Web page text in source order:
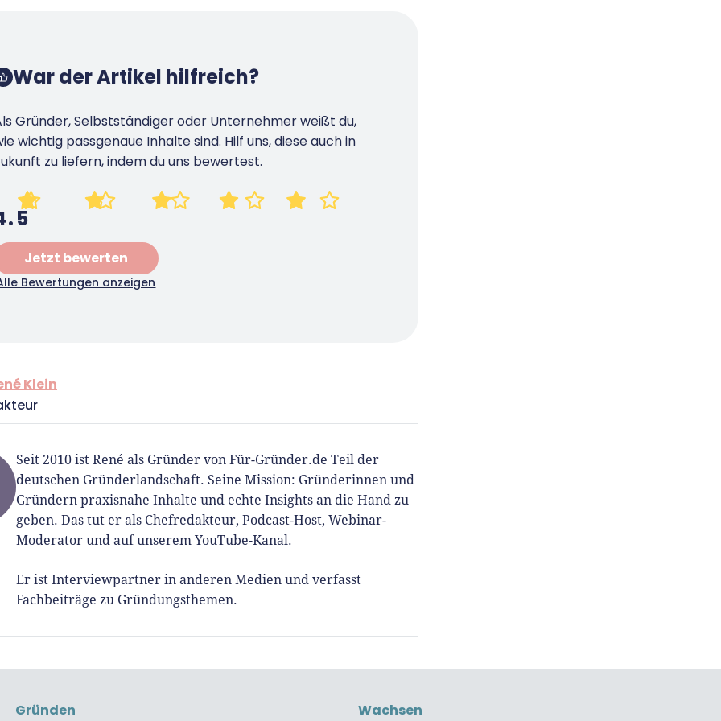
War der Artikel hilfreich?
Gründer, Selbstständiger oder Unternehmer weißt du,
wichtig passgenaue Inhalte sind. Hilf uns, diese auch in
zu liefern, indem du uns bewertest.
Jetzt bewerten
Bewertungen anzeigen
Klein
Seit 2010 ist René als Gründer von Für-Gründer.de Teil der
deutschen Gründerlandschaft. Seine Mission: Gründerinnen und
Gründern praxisnahe Inhalte und echte Insights an die Hand zu
geben. Das tut er als Chefredakteur, Podcast-Host, Webinar-
Moderator und auf unserem YouTube-Kanal.
Er ist Interviewpartner in anderen Medien und verfasst
Fachbeiträge zu Gründungsthemen.
Gründen Wachsen